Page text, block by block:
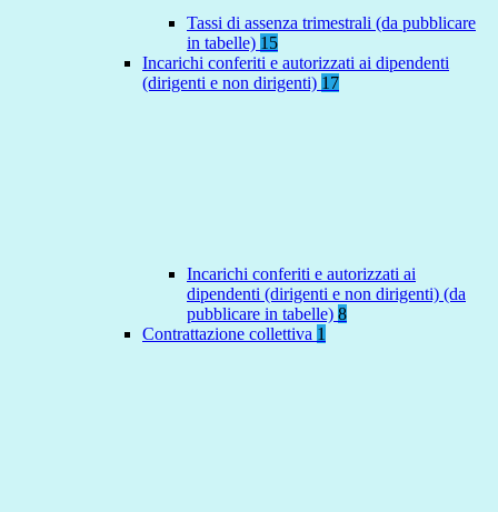
Tassi di assenza trimestrali (da pubblicare
in tabelle) 15
Incarichi conferiti e autorizzati ai dipendenti
(dirigenti e non dirigenti) 17
Incarichi conferiti e autorizzati ai
dipendenti (dirigenti e non dirigenti) (da
pubblicare in tabelle) 8
Contrattazione collettiva 1